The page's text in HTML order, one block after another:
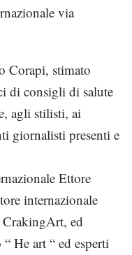
via
Corapi, stimato
di consigli di salute
agli stilisti, ai
giornalisti presenti e
Ettore
internazionale
CrakingArt, ed
He art “ ed esperti